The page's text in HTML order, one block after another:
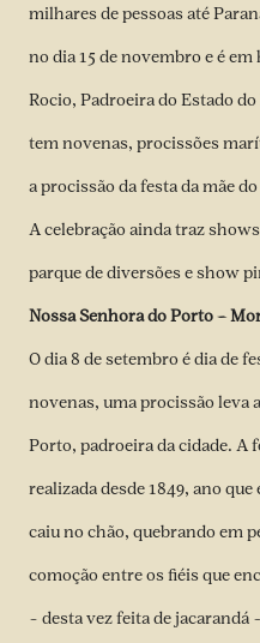
milhares de pessoas até
no dia 15 de novembro e é
Rocio, Padroeira do Estado
tem novenas, procissões
a procissão da festa da mãe
A celebração ainda traz
parque de diversões e show
Nossa Senhora do Porto –
O dia 8 de setembro é dia de
novenas, uma procissão leva
Porto, padroeira da cidade. A
realizada desde 1849, ano
caiu no chão, quebrando em
comoção entre os fiéis que
– desta vez feita de jacarandá